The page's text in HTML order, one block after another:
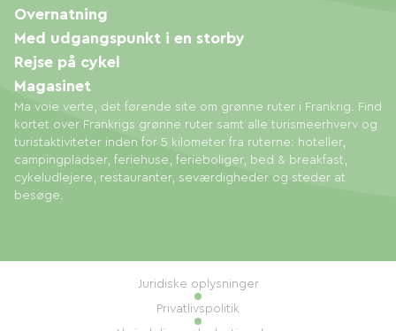
Ma voie verte, det førende site om grønne ruter i Frankrig. Find
kortet over Frankrigs grønne ruter samt alle turismeerhverv og
turistaktiviteter inden for 5 kilometer fra ruterne: hoteller,
campingpladser, feriehuse, ferieboliger, bed & breakfast,
cykeludlejere, restauranter, seværdigheder og steder at
besøge.
Overnatning
Med udgangspunkt i en storby
Rejse på cykel
Magasinet
Juridiske oplysninger
Privatlivspolitik